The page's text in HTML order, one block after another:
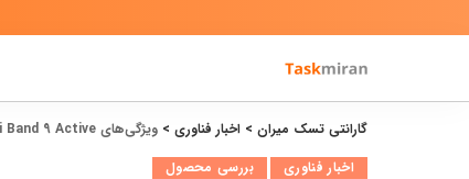
گارانتی تسک میران > اخبار فناوری > ویژگی‌های Mi Band 9 Active؛ طراحی جدید و باتری قوی‌تر
اخبار فناوری
بررسی محصول